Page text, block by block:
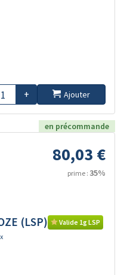
+ Ajouter
en précommande
80,03 €
prime : 35%
(LSP)
Valide 1g LSP